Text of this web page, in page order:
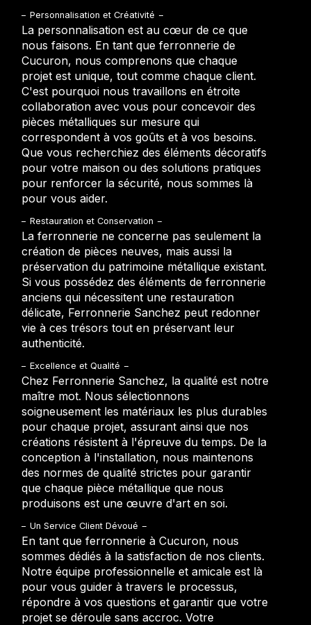
Personnalisation et Créativité
La personnalisation est au cœur de ce que
nous faisons. En tant que ferronnerie de
Cucuron, nous comprenons que chaque
projet est unique, tout comme chaque client.
C'est pourquoi nous travaillons en étroite
collaboration avec vous pour concevoir des
pièces métalliques sur mesure qui
correspondent à vos goûts et à vos besoins.
Que vous recherchiez des éléments décoratifs
pour votre maison ou des solutions pratiques
pour renforcer la sécurité, nous sommes là
pour vous aider.
Restauration et Conservation
La ferronnerie ne concerne pas seulement la
création de pièces neuves, mais aussi la
préservation du patrimoine métallique existant.
Si vous possédez des éléments de ferronnerie
anciens qui nécessitent une restauration
délicate, Ferronnerie Sanchez peut redonner
vie à ces trésors tout en préservant leur
authenticité.
Excellence et Qualité
Chez Ferronnerie Sanchez, la qualité est notre
maître mot. Nous sélectionnons
soigneusement les matériaux les plus durables
pour chaque projet, assurant ainsi que nos
créations résistent à l'épreuve du temps. De la
conception à l'installation, nous maintenons
des normes de qualité strictes pour garantir
que chaque pièce métallique que nous
produisons est une œuvre d'art en soi.
Un Service Client Dévoué
En tant que ferronnerie à Cucuron, nous
sommes dédiés à la satisfaction de nos clients.
Notre équipe professionnelle et amicale est là
pour vous guider à travers le processus,
répondre à vos questions et garantir que votre
projet se déroule sans accroc. Votre